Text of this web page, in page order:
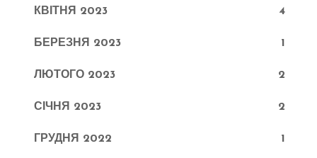
КВІТНЯ 2023 4
БЕРЕЗНЯ 2023 1
ЛЮТОГО 2023 2
СІЧНЯ 2023 2
ГРУДНЯ 2022 1